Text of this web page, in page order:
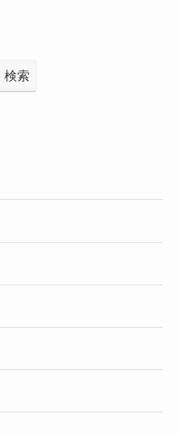
検索